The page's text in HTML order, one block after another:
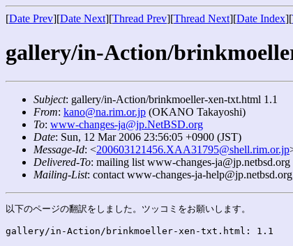
[Date Prev][Date Next][Thread Prev][Thread Next][Date Index][
gallery/in-Action/
Subject: gallery/in-Action/brinkmoeller-xen-txt.html 1.1
From: kano@na.rim.or.jp (OKANO Takayoshi)
To: www-changes-ja@jp.NetBSD.org
Date: Sun, 12 Mar 2006 23:56:05 +0900 (JST)
Message-Id: <200603121456.XAA31795@shell.rim.or.jp
Delivered-To: mailing list www-changes-ja@jp.netbsd.org
Mailing-List: contact www-changes-ja-
以下のページの翻訳をしました。ツッコミをお願いします。
gallery/in-Action/brinkmoeller-xen-txt.html: 1.1